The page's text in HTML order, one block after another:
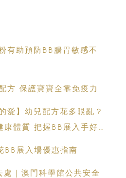
有助預防BB腸胃敏感不
方 保護寶寶全靠免疫力
愛】幼兒配方花多眼亂？
康體質 把握BB展入手好
展入場優惠指南
｜澳門科學館公共安全